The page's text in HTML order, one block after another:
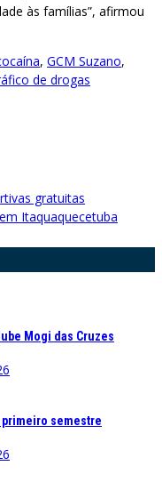
às famílias”, afirmou
, GCM Suzano,
de drogas
gratuitas
Itaquaquecetuba
Mogi das Cruzes
semestre